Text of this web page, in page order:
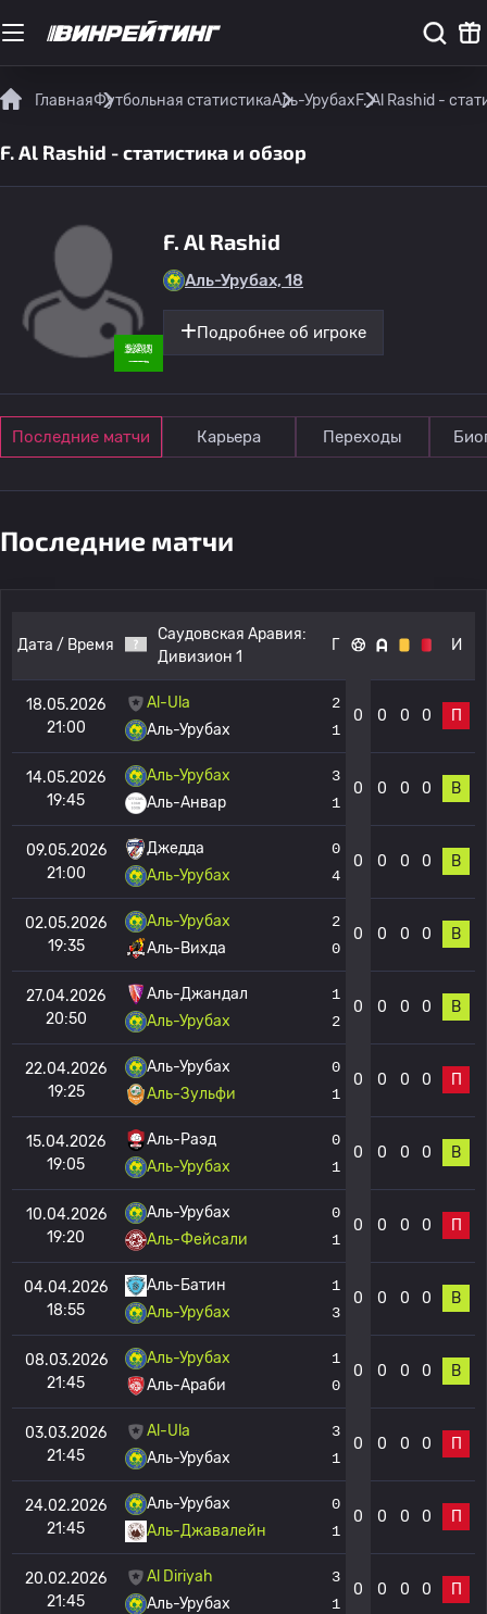
ГлавнаяФутбольная статистикаАль-УрубахF. Al Rashid -
F. Al Rashid - статистика и обзор
F. Al Rashid
Аль-Урубах, 18
Подробнее об игроке
Последние матчи Карьера Переходы
Последние матчи
Дата / Время
Саудовская Аравия:
Дивизион 1
Г И
18.05.2026
21:00
Al-Ula
Аль-Урубах
2
1
0 0 0 0 П
14.05.2026
19:45
Аль-Урубах
Аль-Анвар
3
1
0 0 0 0 В
09.05.2026
21:00
Джедда
Аль-Урубах
0
4
0 0 0 0 В
02.05.2026
19:35
Аль-Урубах
Аль-Вихда
2
0
0 0 0 0 В
27.04.2026
20:50
Аль-Джандал
Аль-Урубах
1
2
0 0 0 0 В
22.04.2026
19:25
Аль-Урубах
Аль-Зульфи
0
1
0 0 0 0 П
15.04.2026
19:05
Аль-Раэд
Аль-Урубах
0
1
0 0 0 0 В
10.04.2026
19:20
Аль-Урубах
Аль-Фейсали
0
1
0 0 0 0 П
04.04.2026
18:55
Аль-Батин
Аль-Урубах
1
3
0 0 0 0 В
08.03.2026
21:45
Аль-Урубах
Аль-Араби
1
0
0 0 0 0 В
03.03.2026
21:45
Al-Ula
Аль-Урубах
3
1
0 0 0 0 П
24.02.2026
21:45
Аль-Урубах
Аль-Джавалейн
0
1
0 0 0 0 П
20.02.2026
21:45
Al Diriyah
Аль-Урубах
3
1
0 0 0 0 П